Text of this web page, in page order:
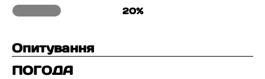
20%
Опитування
ПОГОДА